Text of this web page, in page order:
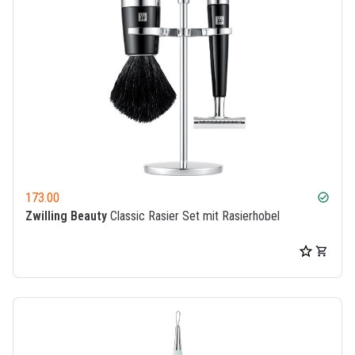
173.00 check_circle
Zwilling Beauty Classic Rasier Set mit Rasierhobel